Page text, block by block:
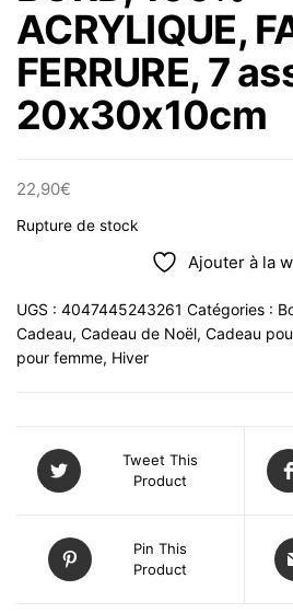
ACRYLIQUE,
FERRURE, 7
20x30x10cm
22,90€
Rupture de stock
Ajouter à la
UGS : 4047445243261 Catégories :
Cadeau, Cadeau de Noël, Cadeau
pour femme, Hiver
Tweet This
Product
Pin This
Product